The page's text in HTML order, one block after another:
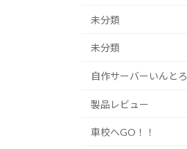
未分類
未分類
自作サーバーいんと
製品レビュー
車校へGO！！